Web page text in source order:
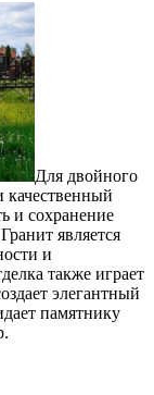
Для двойного
качественный
и сохранение
является
и
также играет
элегантный
памятнику